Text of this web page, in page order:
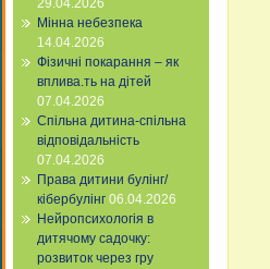
29.04.2026
Мінна небезпека
14.04.2026
Фізичні покарання – як
вплива.ть на дітей
07.04.2026
Спільна дитина-спільна
відповідальність
07.04.2026
Права дитини булінг/
кібербулінг 06.04.2026
Нейропсихологія в
дитячому садочку:
розвиток через гру